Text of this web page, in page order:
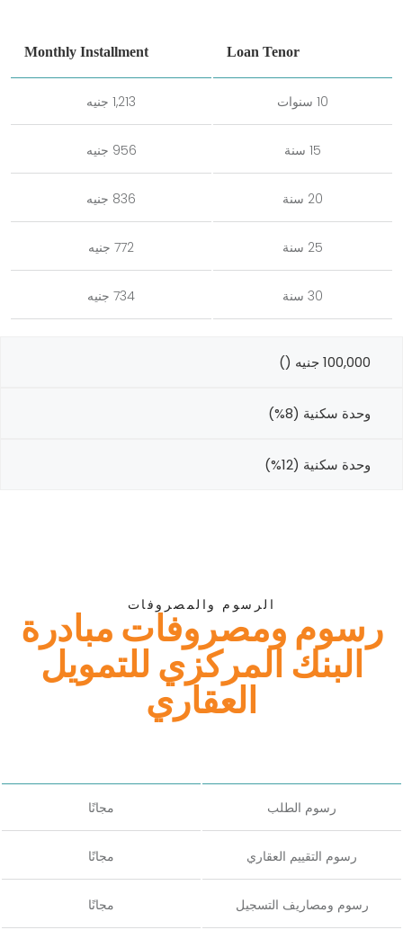
100,000 جنيه ()
وحدة سكنية (8%)
وحدة سكنية (12%)
Loan Tenor
Monthly Installment
10 سنوات 1,213 جنيه
15 سنة 956 جنيه
20 سنة 836 جنيه
25 سنة 772 جنيه
30 سنة 734 جنيه
الرسوم والمصروفات
رسوم ومصروفات مبادرة
البنك المركزي للتمويل
العقاري
رسوم الطلب مجانًا
رسوم التقييم العقاري مجانًا
رسوم ومصاريف التسجيل مجانًا